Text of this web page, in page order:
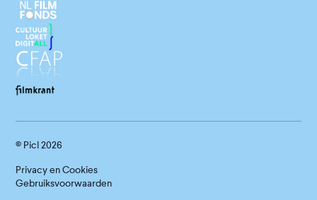
© Picl2026
Privacy en Cookies
Gebruiksvoorwaarden